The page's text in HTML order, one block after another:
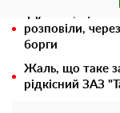
розповіли,
борги
Жаль, що таке
рідкісний ЗАЗ